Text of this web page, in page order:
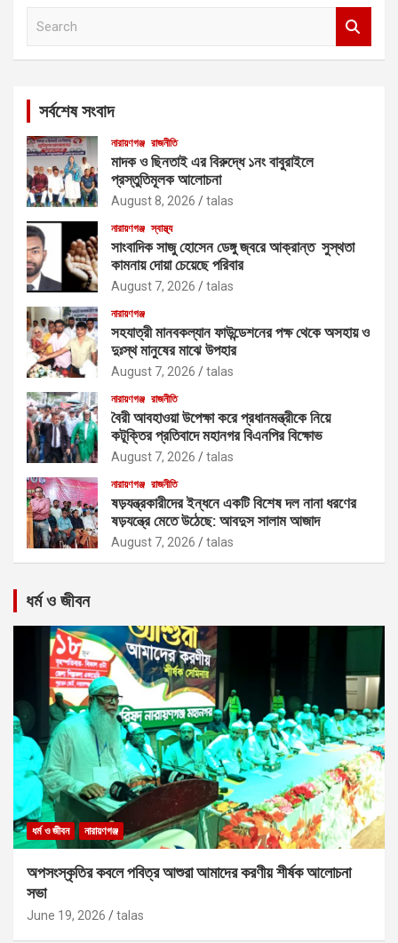
সর্বশেষ সংবাদ
নারায়ণগঞ্জ রাজনীতি
মাদক ও ছিনতাই এর বিরুদ্ধে ১নং বাবুরাইলে
প্রস্তুতিমূলক আলোচনা
August 8, 2026 talas
নারায়ণগঞ্জ স্বাস্থ্য
সাংবাদিক সাজু হোসেন ডেঙ্গু জ্বরে আক্রান্ত সুস্থতা
কামনায় দোয়া চেয়েছে পরিবার
August 7, 2026 talas
নারায়ণগঞ্জ
সহযাত্রী মানবকল্যান ফাউন্ডেশনের পক্ষ থেকে অসহায় ও
দুঃস্থ মানুষের মাঝে উপহার
August 7, 2026 talas
নারায়ণগঞ্জ রাজনীতি
বৈরী আবহাওয়া উপেক্ষা করে প্রধানমন্ত্রীকে নিয়ে
কটূক্তির প্রতিবাদে মহানগর বিএনপির বিক্ষোভ
August 7, 2026 talas
নারায়ণগঞ্জ রাজনীতি
ষড়যন্ত্রকারীদের ইন্ধনে একটি বিশেষ দল নানা ধরণের
ষড়যন্ত্রে মেতে উঠেছে: আবদুস সালাম আজাদ
August 7, 2026 talas
ধর্ম ও জীবন
ধর্ম ও জীবন নারায়ণগঞ্জ
অপসংস্কৃতির কবলে পবিত্র আশুরা আমাদের করণীয় শীর্ষক আলোচনা
সভা
June 19, 2026 talas